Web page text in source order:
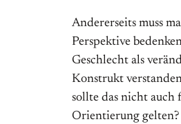
Andererseits muss
Perspektive
Geschlecht als
Konstrukt
sollte das nicht auch
Orientierung gelten?